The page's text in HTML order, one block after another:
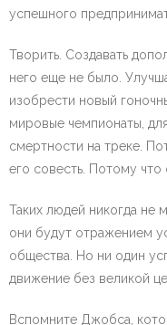
успешного
Творить. Создавать
него еще не было.
изобрести новый
мировые чемпионаты,
смертности на треке.
его совесть. Потому что
Таких людей никогда не
они будут отражением
общества. Но ни один
движение без великой
Вспомните Джобса,